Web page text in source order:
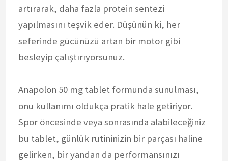
artırarak, daha fazla protein sentezi
yapılmasını teşvik eder. Düşünün ki, her
seferinde gücünüzü artan bir motor gibi
besleyip çalıştırıyorsunuz.
Anapolon 50 mg tablet formunda sunulması,
onu kullanımı oldukça pratik hale getiriyor.
Spor öncesinde veya sonrasında alabileceğiniz
bu tablet, günlük rutininizin bir parçası haline
gelirken, bir yandan da performansınızı